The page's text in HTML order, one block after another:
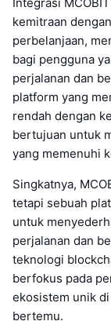
Integrasi
kemitraan
perbelanjaan,
bagi pengguna
perjalanan dan
platform yang
rendah dengan
bertujuan untuk
yang memenuhi
Singkatnya,
tetapi sebuah
untuk
perjalanan dan
teknologi
berfokus pada
ekosistem unik di
bertemu.